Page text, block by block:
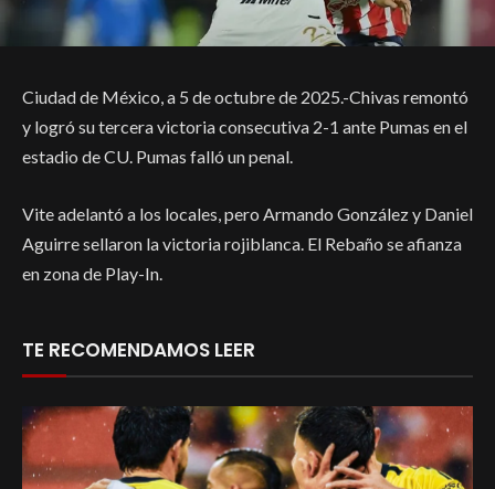
Ciudad de México, a 5 de octubre de 2025.-Chivas remontó
y logró su tercera victoria consecutiva 2-1 ante Pumas en el
estadio de CU. Pumas falló un penal.
Vite adelantó a los locales, pero Armando González y Daniel
Aguirre sellaron la victoria rojiblanca. El Rebaño se afianza
en zona de Play-In.
TE RECOMENDAMOS LEER